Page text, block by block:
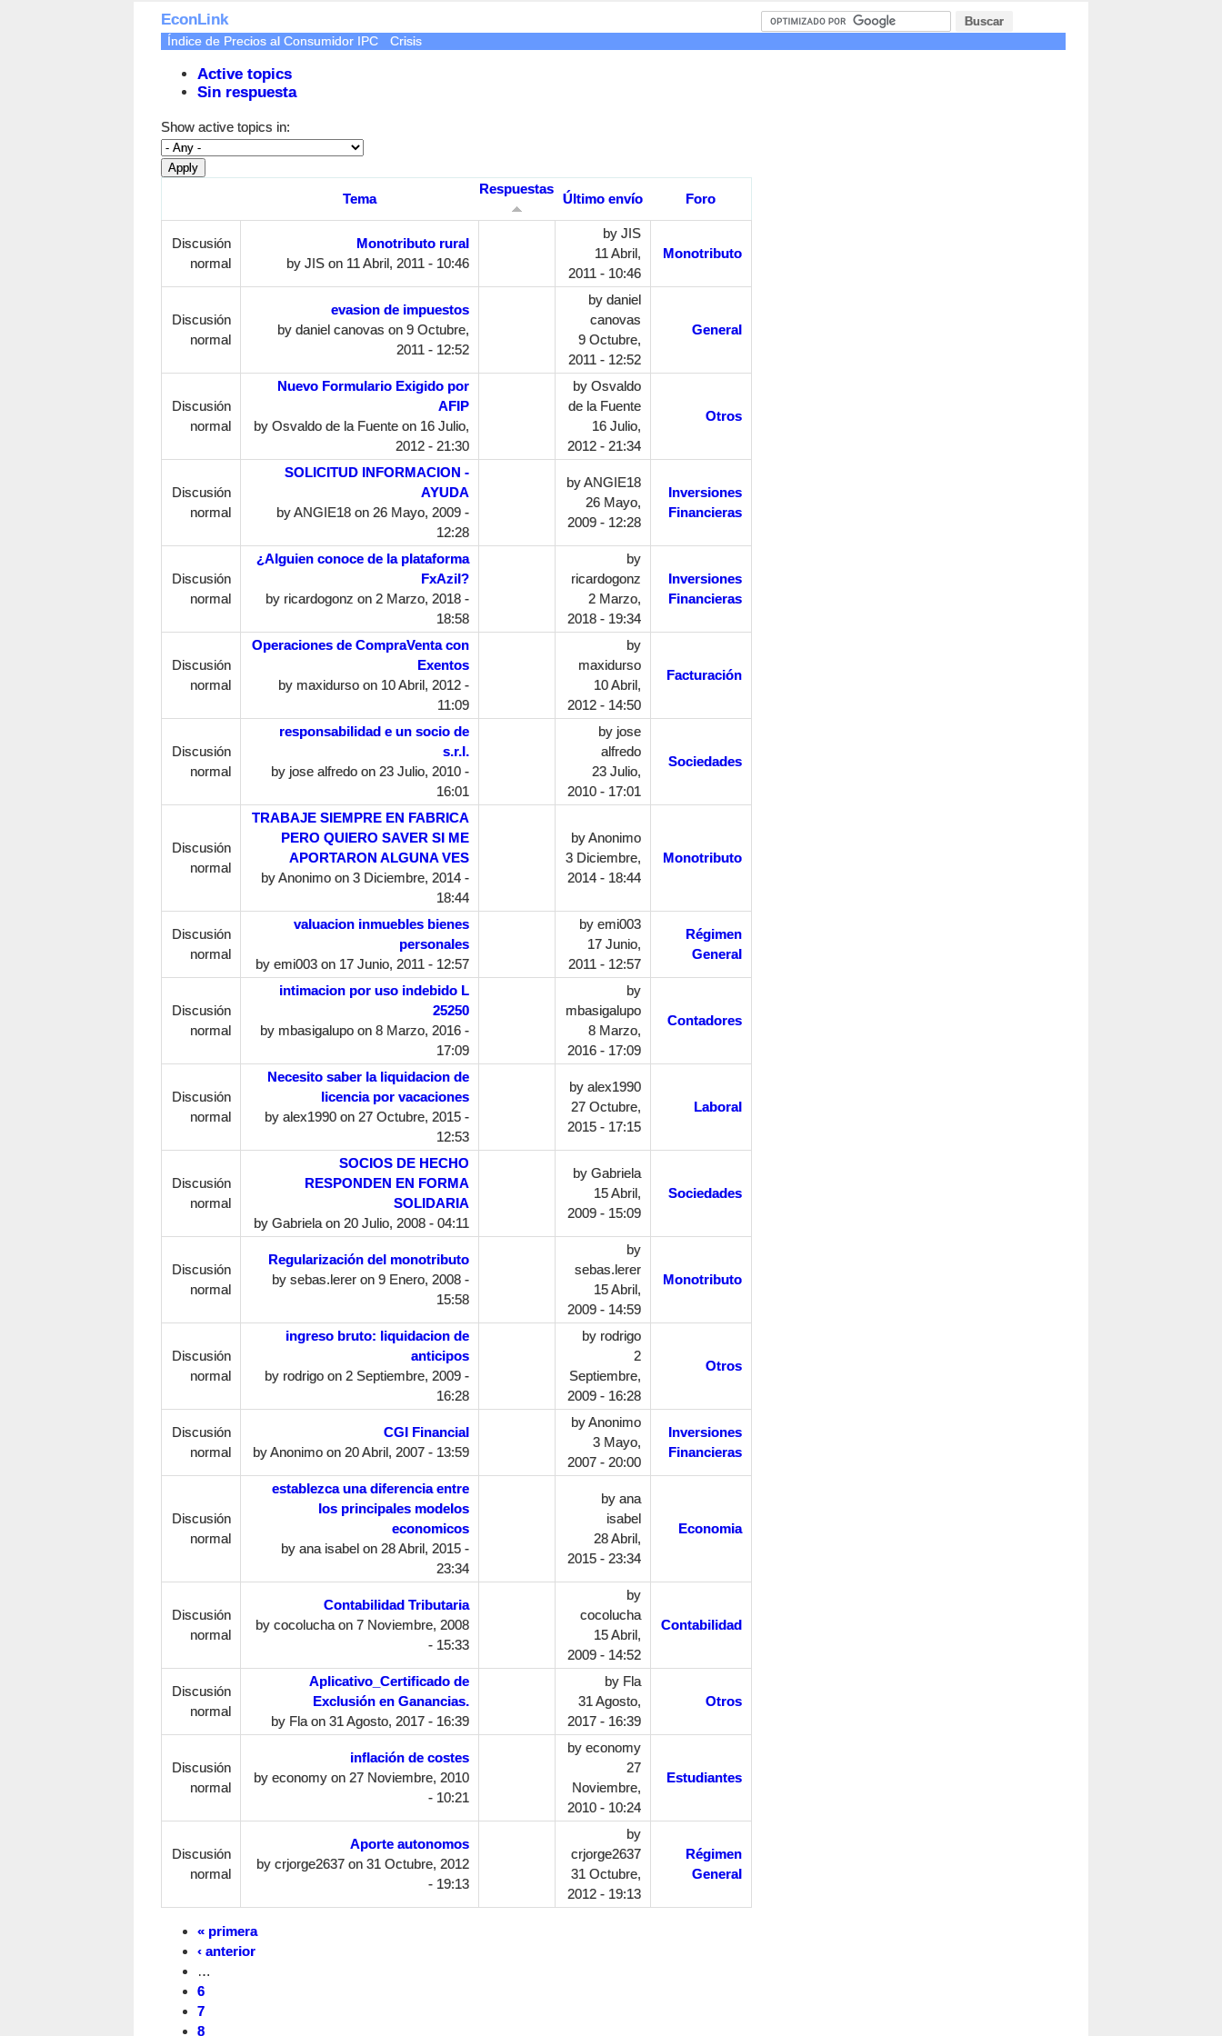
EconLink
Active topics
Sin respuesta
Índice de Precios al Consumidor IPC Crisis
Show active topics in:
Tema
Respuestas
Último envío Foro
Discusión
normal
Monotributo rural
by JISon 11 Abril, 2011 - 10:46
by JIS
11 Abril,
2011 - 10:46
Monotributo
Discusión
normal
evasion de impuestos
by daniel canovas on 9 Octubre,
2011 - 12:52
by daniel
canovas
9 Octubre,
2011 - 12:52
General
Discusión
normal
Nuevo Formulario Exigido por
AFIP
by Osvaldo de la Fuenteon 16 Julio,
2012 - 21:30
by Osvaldo
de la Fuente
16 Julio,
2012 - 21:34
Otros
Discusión
normal
SOLICITUD INFORMACION -
AYUDA
byANGIE18on 26 Mayo, 2009 -
12:28
byANGIE18
26 Mayo,
2009 - 12:28
Inversiones
Financieras
Discusión
normal
¿Alguien conoce de la plataforma
FxAzil?
by ricardogonz on 2 Marzo, 2018 -
18:58
by
ricardogonz
2 Marzo,
2018 - 19:34
Inversiones
Financieras
Discusión
normal
Operaciones de CompraVenta con
Exentos
by maxidursoon 10 Abril, 2012 -
11:09
by
maxidurso
10 Abril,
2012 - 14:50
Facturación
Discusión
normal
responsabilidad e un socio de
s.r.l.
by jose alfredoon 23 Julio, 2010 -
16:01
by jose
alfredo
23 Julio,
2010 - 17:01
Sociedades
Discusión
normal
TRABAJE SIEMPRE EN FABRICA
PERO QUIERO SAVER SI ME
APORTARON ALGUNA VES
byAnonimoon 3 Diciembre, 2014 -
18:44
byAnonimo
3 Diciembre,
2014 - 18:44
Monotributo
Discusión
normal
valuacion inmuebles bienes
personales
by emi003on 17 Junio, 2011 - 12:57
by emi003
17 Junio,
2011 - 12:57
Régimen
General
Discusión
normal
intimacion por uso indebido L
25250
by mbasigalupoon 8 Marzo, 2016 -
17:09
by
mbasigalupo
8 Marzo,
2016 - 17:09
Contadores
Discusión
normal
Necesito saber la liquidacion de
licencia por vacaciones
by alex1990on 27 Octubre, 2015 -
12:53
by alex1990
27 Octubre,
2015 - 17:15
Laboral
Discusión
normal
SOCIOS DE HECHO
RESPONDEN EN FORMA
SOLIDARIA
by Gabrielaon 20 Julio, 2008 - 04:11
by Gabriela
15 Abril,
2009 - 15:09
Sociedades
Discusión
normal
Regularización del monotributo
by sebas.lereron 9 Enero, 2008 -
15:58
by
sebas.lerer
15 Abril,
2009 - 14:59
Monotributo
Discusión
normal
ingreso bruto: liquidacion de
anticipos
by rodrigoon 2 Septiembre, 2009 -
16:28
by rodrigo
2
Septiembre,
2009 - 16:28
Otros
Discusión
normal
CGI Financial
byAnonimoon 20 Abril, 2007 - 13:59
byAnonimo
3 Mayo,
2007 - 20:00
Inversiones
Financieras
Discusión
normal
establezca una diferencia entre
los principales modelos
economicos
by ana isabelon 28 Abril, 2015 -
23:34
by ana
isabel
28 Abril,
2015 - 23:34
Economia
Discusión
normal
Contabilidad Tributaria
by cocoluchaon 7 Noviembre, 2008
- 15:33
by
cocolucha
15 Abril,
2009 - 14:52
Contabilidad
Discusión
normal
Aplicativo_Certificado de
Exclusión en Ganancias.
by Flaon 31 Agosto, 2017 - 16:39
by Fla
31 Agosto,
2017 - 16:39
Otros
Discusión
normal
inflación de costes
by economyon 27 Noviembre, 2010
- 10:21
by economy
27
Noviembre,
2010 - 10:24
Estudiantes
Discusión
normal
Aporte autonomos
by crjorge2637on 31 Octubre, 2012
- 19:13
by
crjorge2637
31 Octubre,
2012 - 19:13
Régimen
General
« primera
‹ anterior
…
6
7
8